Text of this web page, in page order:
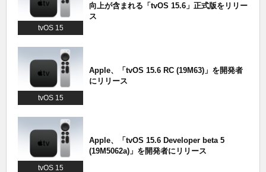
tvOS 15
向上が含まれる「tvOS 15.6」正式版をリリー
ス
tvOS 15
Apple、「tvOS 15.6 RC (19M63)」を開発者
にリリース
tvOS 15
Apple、「tvOS 15.6 Developer beta 5
(19M5062a)」を開発者にリリース